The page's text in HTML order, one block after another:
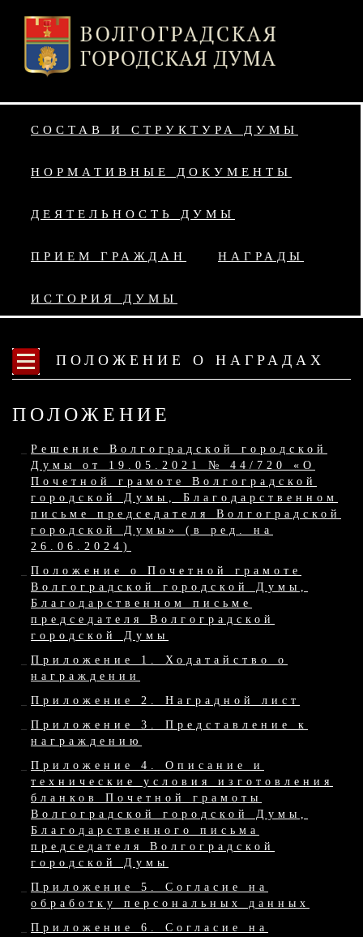
СОСТАВ И СТРУКТУРА ДУМЫ
НОРМАТИВНЫЕ ДОКУМЕНТЫ
ДЕЯТЕЛЬНОСТЬ ДУМЫ
ПРИЕМ ГРАЖДАН НАГРАДЫ
ИСТОРИЯ ДУМЫ
ПОЛОЖЕНИЕ О НАГРАДАХ
ПОЛОЖЕНИЕ
Решение Волгоградской городской
Думы от 19.05.2021 № 44/720 «О
Почетной грамоте Волгоградской
городской Думы, Благодарственном
письме председателя Волгоградской
городской Думы» (в ред. на
26.06.2024)
Положение о Почетной грамоте
Волгоградской городской Думы,
Благодарственном письме
председателя Волгоградской
городской Думы
Приложение 1. Ходатайство о
награждении
Приложение 2. Наградной лист
Приложение 3. Представление к
награждению
Приложение 4. Описание и
технические условия изготовления
бланков Почетной грамоты
Волгоградской городской Думы,
Благодарственного письма
председателя Волгоградской
городской Думы
Приложение 5. Согласие на
обработку персональных данных
Приложение 6. Согласие на